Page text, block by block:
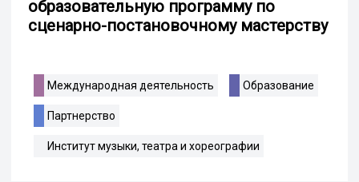
образовательную программу по
сценарно-постановочному мастерству
Международная деятельность Образование
Партнерство
Институт музыки, театра и хореографии